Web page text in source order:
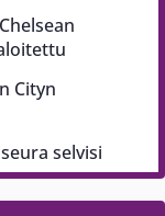
Cityn
selvisi